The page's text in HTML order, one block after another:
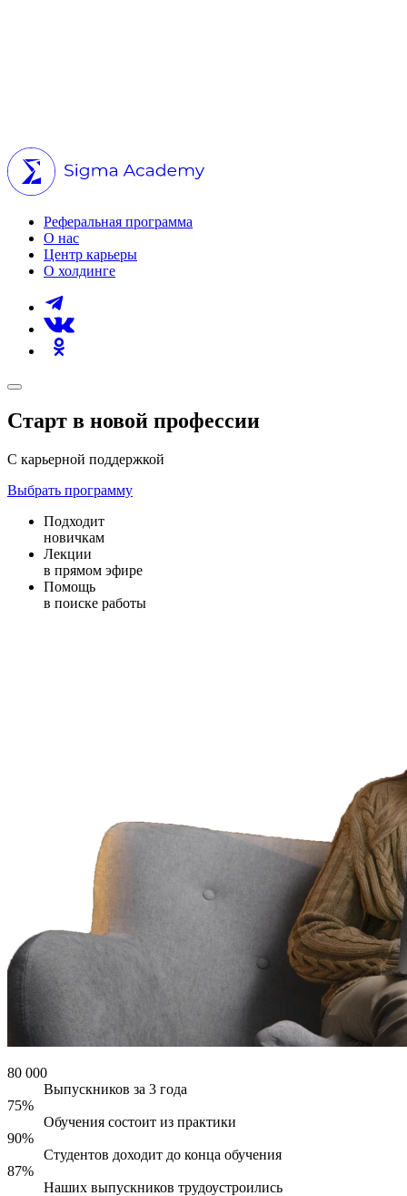
Реферальная программа
О нас
Центр карьеры
О холдинге
Старт в новой профессии
С карьерной поддержкой
Выбрать программу
Подходит
новичкам
Лекции
в прямом эфире
Помощь
в поиске работы
80 000
Выпускников за 3 года
75%
Обучения состоит из практики
90%
Студентов доходит до конца обучения
87%
Наших выпускников трудоустроились